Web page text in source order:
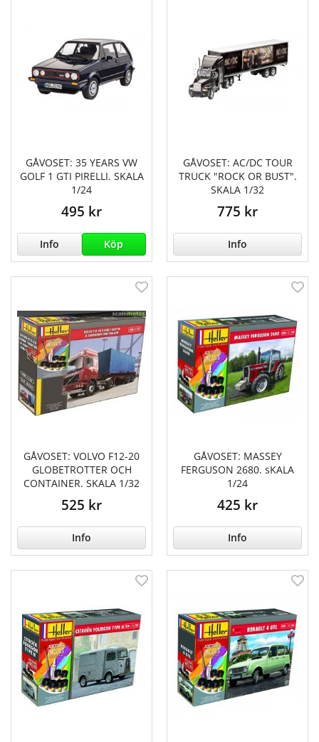
GÅVOSET: 35 YEARS VW
GOLF 1 GTI PIRELLI. SKALA
1/24
495 kr
Info Köp
GÅVOSET: AC/DC TOUR
TRUCK "ROCK OR BUST".
SKALA 1/32
775 kr
Info
GÅVOSET: VOLVO F12-20
GLOBETROTTER OCH
CONTAINER. SKALA 1/32
525 kr
Info
GÅVOSET: MASSEY
FERGUSON 2680. sKALA
1/24
425 kr
Info